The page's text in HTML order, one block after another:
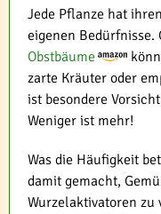
Jede Pflanze hat
eigenen Bedürfnisse.
Obstbäume
zarte Kräuter oder
ist besondere
Weniger ist mehr!
Was die Häufigkeit
damit gemacht,
Wurzelaktivatoren zu